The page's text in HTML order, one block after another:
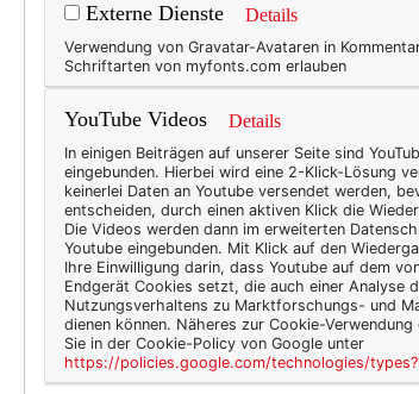
9693
kaschmir,rollkragen
Externe Dienste Details
Verwendung von Gravatar-Avataren in
Schriftarten von myfonts.com erlauben
YouTube Videos Details
In einigen Beiträgen auf unserer Seite sind
eingebunden. Hierbei wird eine 2-Klick-Lösung
keinerlei Daten an Youtube versendet werden,
entscheiden, durch einen aktiven Klick die
Die Videos werden dann im erweiterten
Youtube eingebunden. Mit Klick auf den
Ihre Einwilligung darin, dass Youtube auf dem
Endgerät Cookies setzt, die auch einer Analyse
Nutzungsverhaltens zu Marktforschungs- und
dienen können. Näheres zur Cookie-
Sie in der Cookie-Policy von Google unter
https://policies.google.com/technologies/